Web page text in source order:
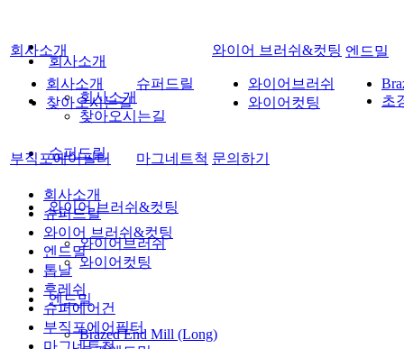
회사소개
회사소개
찾아오시는길
슈퍼드릴
와이어 브러쉬&컷팅
와이어브러쉬
와이어컷팅
엔드밀
Brazed End Mill (Long)
회사소개
회사소개
찾아오시는길
슈퍼드릴
와이어 브러쉬&컷팅
와이어브러쉬
와이어컷팅
엔드밀
초
부직포에어필터 마그네트척 문의하기
회사소개
슈퍼드릴
와이어 브러쉬&컷팅
엔드밀
톱날
후레쉬
슈퍼에어건
부직포에어필터
마그네트척